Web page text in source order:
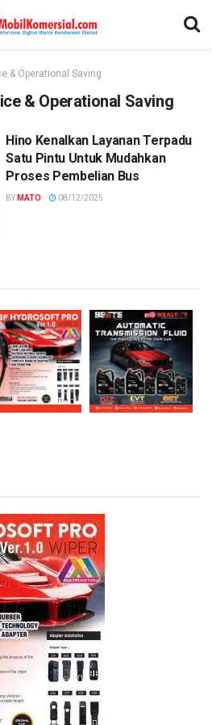
& Operational Saving
& Operational Saving
Hino Kenalkan Layanan Terpadu
Satu Pintu Untuk Mudahkan
Proses Pembelian Bus
BY MATO 08/12/2025